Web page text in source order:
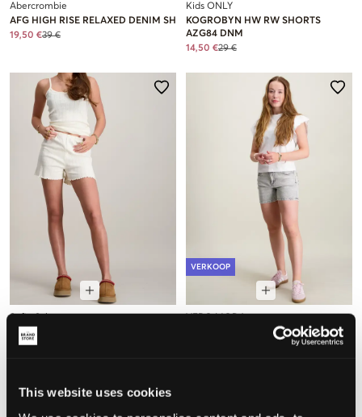
This website uses cookies
Abercrombie
AFG HIGH RISE RELAXED DENIM SH
19,50 €39 €
Kids ONLY
KOGROBYN HW RW SHORTS
AZG84 DNM
14,50 €29 €
HASELSY POIENTELLE SHORTS
25 €
VERKOOP
VMTESS SHORT DNM SHORTS MIX